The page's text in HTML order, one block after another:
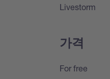
Livestorm
가격
For free